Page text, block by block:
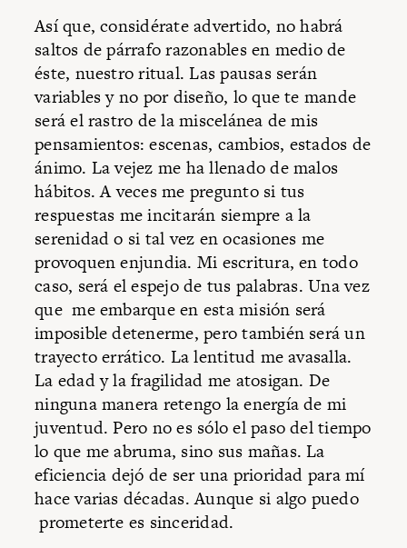
Así que, considérate advertido, no habrá
saltos de párrafo razonables en medio de
éste, nuestro ritual. Las pausas serán
variables y no por diseño, lo que te mande
será el rastro de la miscelánea de mis
pensamientos: escenas, cambios, estados de
ánimo. La vejez me ha llenado de malos
hábitos. A veces me pregunto si tus
respuestas me incitarán siempre a la
serenidad o si tal vez en ocasiones me
provoquen enjundia. Mi escritura, en todo
caso, será el espejo de tus palabras. Una vez
que me embarque en esta misión será
imposible detenerme, pero también será un
trayecto errático. La lentitud me avasalla.
La edad y la fragilidad me atosigan. De
ninguna manera retengo la energía de mi
juventud. Pero no es sólo el paso del tiempo
lo que me abruma, sino sus mañas. La
eficiencia dejó de ser una prioridad para mí
hace varias décadas. Aunque si algo puedo
prometerte es sinceridad.